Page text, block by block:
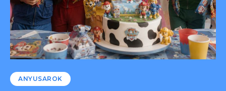
ANYUSAROK